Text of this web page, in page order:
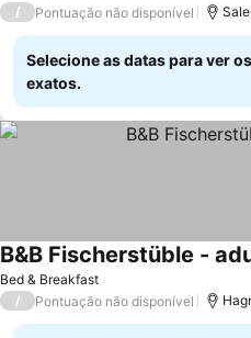
/ Pontuação não disponível
Selecione as datas para ver
exatos.
Bed & Breakfast
B&B Fischerstüble -
/ Pontuação não disponível